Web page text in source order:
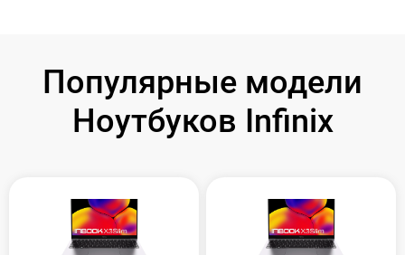
Популярные модели
Ноутбуков Infinix